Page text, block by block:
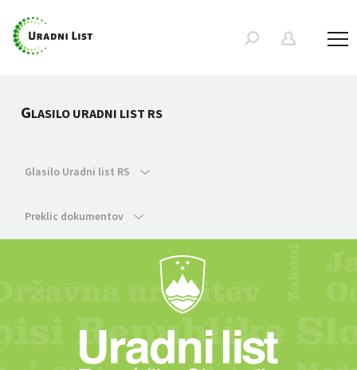
GLASILO URADNI LIST RS
Glasilo Uradni list RS
Preklic dokumentov